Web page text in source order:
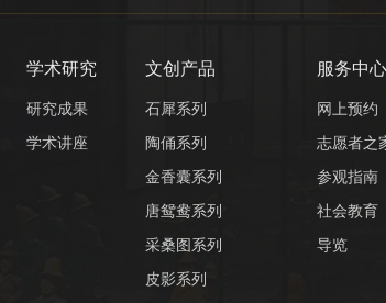
学术研究
研究成果
学术讲座
文创产品
石犀系列
陶俑系列
金香囊系列
唐鸳鸯系列
采桑图系列
皮影系列
服务中
网上预约
志愿者之
参观指南
社会教育
导览